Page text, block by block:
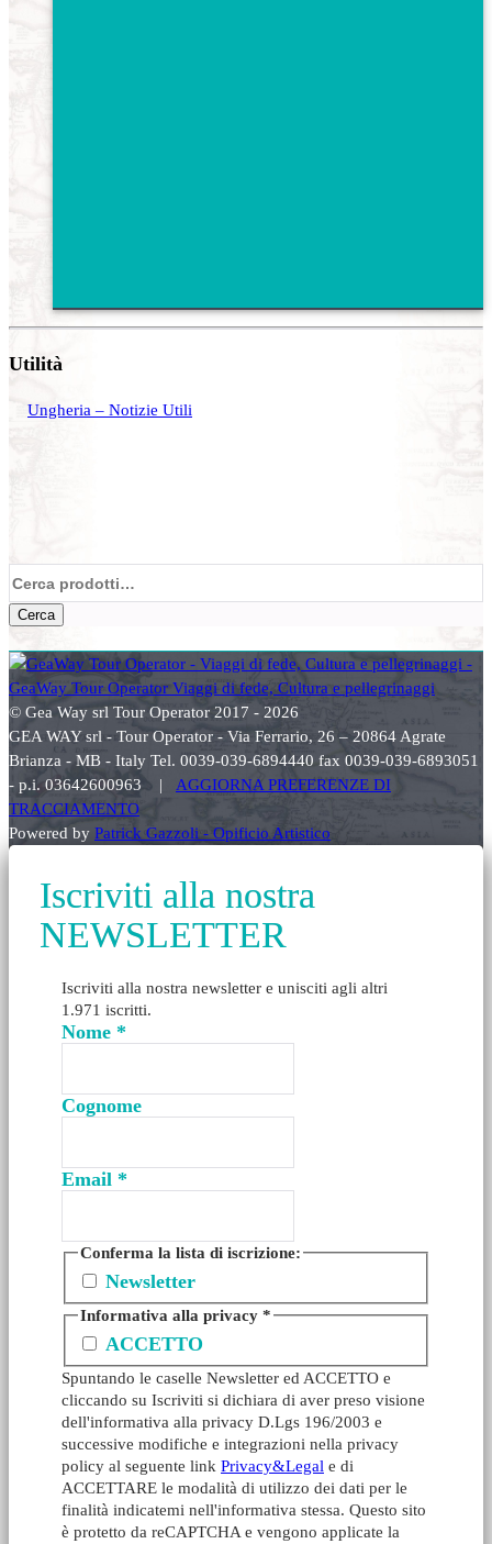
Utilità
Ungheria – Notizie Utili
Cerca:
Cerca
© Gea Way srl Tour Operator 2017 - 2026
GEA WAY srl - Tour Operator - Via Ferrario, 26 – 20864 Agrate
Brianza - MB - Italy Tel. 0039-039-6894440 fax 0039-039-6893051
- p.i. 03642600963 | AGGIORNA PREFERENZE DI
TRACCIAMENTO
Powered by Patrick Gazzoli - Opificio Artistico
Iscriviti alla nostra
NEWSLETTER
Iscriviti alla nostra newsletter e unisciti agli altri
1.971 iscritti.
Nome *
Cognome
Email *
Conferma la lista di iscrizione:
Newsletter
Informativa alla privacy*
ACCETTO
Spuntando le caselle Newsletter ed ACCETTO e
cliccando su Iscriviti si dichiara di aver preso visione
dell'informativa alla privacy D.Lgs 196/2003 e
successive modifiche e integrazioni nella privacy
policy al seguente link Privacy&Legal e di
ACCETTARE le modalità di utilizzo dei dati per le
finalità indicatemi nell'informativa stessa. Questo sito
è protetto da reCAPTCHA e vengono applicate la